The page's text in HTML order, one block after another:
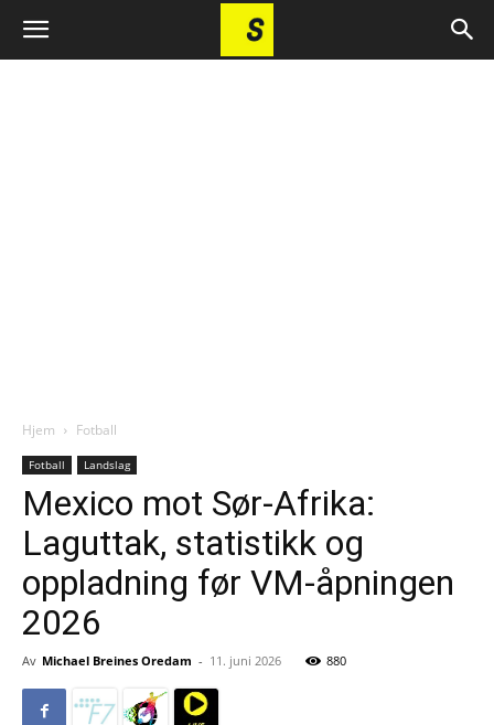
Hjem Fotball
Fotball Landslag
Mexico mot Sør-Afrika:
Laguttak, statistikk og
oppladning før VM-åpningen
2026
Av Michael Breines Oredam - 11. juni 2026 880